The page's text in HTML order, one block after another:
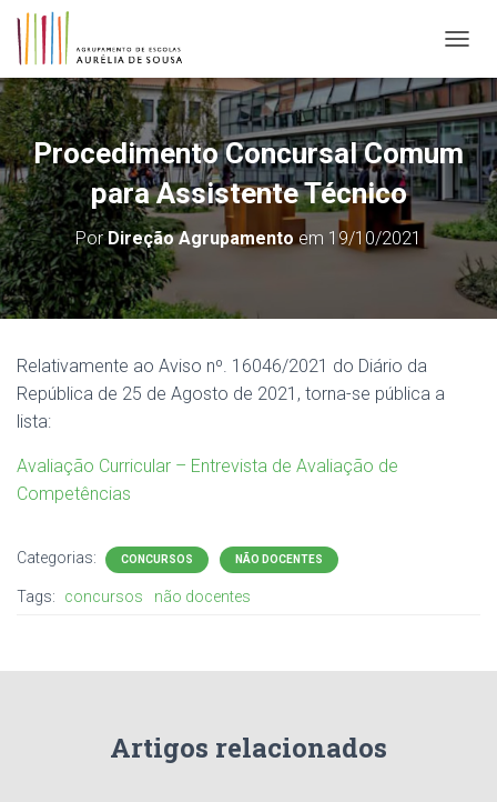
Procedimento Concursal Comum
para Assistente Técnico
PorDireção Agrupamento em 19/10/2021
Relativamente ao Aviso nº. 16046/2021 do Diário da
República de 25 de Agosto de 2021, torna-se pública a
lista:
Avaliação Curricular – Entrevista de Avaliação de
Competências
Categorias: CONCURSOS NÃO DOCENTES
Tags: concursos não docentes
Artigos relacionados